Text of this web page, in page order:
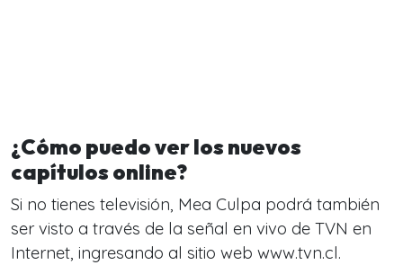
¿Cómo puedo ver los nuevos
capítulos online?
Si no tienes televisión, Mea Culpa podrá también
ser visto a través de la señal en vivo de TVN en
Internet, ingresando al sitio web www.tvn.cl.